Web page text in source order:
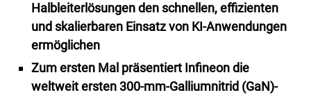
Halbleiterlösungen den schnellen, effizienten
und skalierbaren Einsatz von KI-Anwendungen
ermöglichen
Zum ersten Mal präsentiert Infineon die
weltweit ersten 300-mm-Galliumnitrid (GaN)-